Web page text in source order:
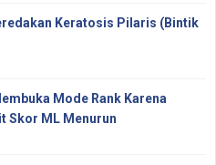
Keratosis Pilaris (Bintik
Mode Rank Karena
Skor ML Menurun